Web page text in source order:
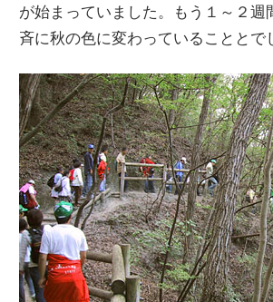
が始まっていました。もう１～２週
斉に秋の色に変わっていることとで